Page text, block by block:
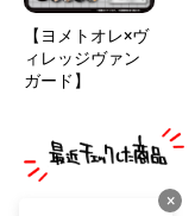
【ヨメトオレ×ヴ
ィレッジヴァン
ガード】
×